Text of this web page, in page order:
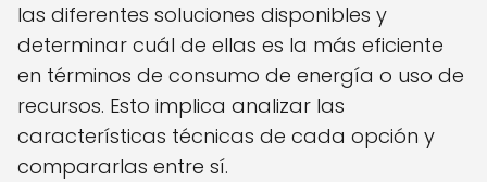
las diferentes soluciones disponibles y
determinar cuál de ellas es la más eficiente
en términos de consumo de energía o uso de
recursos. Esto implica analizar las
características técnicas de cada opción y
compararlas entre sí.